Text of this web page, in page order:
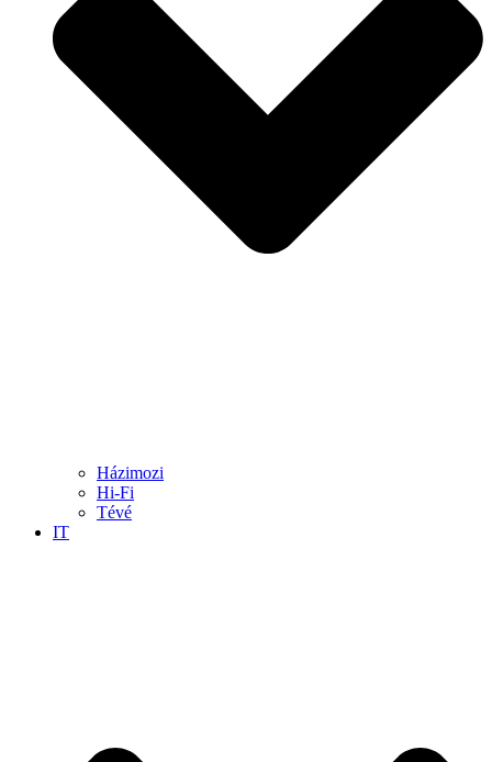
Házimozi
Hi-Fi
Tévé
IT